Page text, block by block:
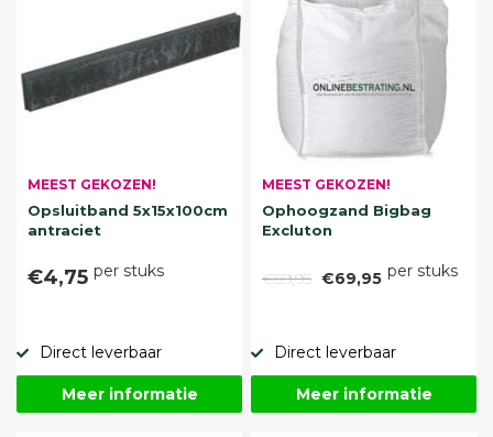
MEEST GEKOZEN!
Opsluitband 5x15x100cm
antraciet
€4,75 per stuks
Direct leverbaar
Meer informatie
MEEST GEKOZEN!
Ophoogzand Bigbag
Excluton
€89,95 €69,95 per stuks
Direct leverbaar
Meer informatie